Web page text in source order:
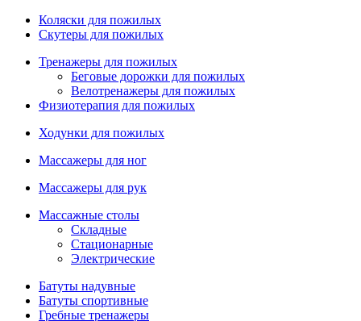
Коляски для пожилых
Скутеры для пожилых
Тренажеры для пожилых
Беговые дорожки для пожилых
Велотренажеры для пожилых
Физиотерапия для пожилых
Ходунки для пожилых
Массажеры для ног
Массажеры для рук
Массажные столы
Складные
Стационарные
Электрические
Батуты надувные
Батуты спортивные
Гребные тренажеры